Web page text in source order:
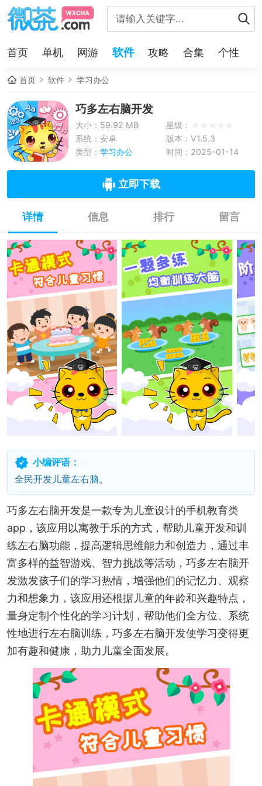
首页 单机 网游 软件 攻略 合集 个性
首页 软件 学习办公
巧多左右脑开发
大小：59.92 MB
星级：
系统：安卓
版本：V1.5.3
类型： 学习办公 时间：2025-01-14
立即下载
详情 信息 排行 留言
小编评语：
全民开发儿童左右脑。
巧多左右脑开发是一款专为儿童设计的手机教育类
app，该应用以寓教于乐的方式，帮助儿童开发和训
练左右脑功能，提高逻辑思维能力和创造力，通过丰
富多样的益智游戏、智力挑战等活动，巧多左右脑开
发激发孩子们的学习热情，增强他们的记忆力、观察
力和想象力，该应用还根据儿童的年龄和兴趣特点，
量身定制个性化的学习计划，帮助他们全方位、系统
性地进行左右脑训练，巧多左右脑开发使学习变得更
加有趣和健康，助力儿童全面发展。